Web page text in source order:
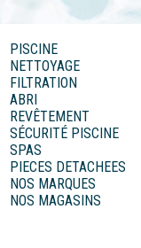
PISCINE
NETTOYAGE
FILTRATION
ABRI
REVÊTEMENT
SÉCURITÉ PISCINE
SPAS
PIECES DETACHEES
NOS MARQUES
NOS MAGASINS